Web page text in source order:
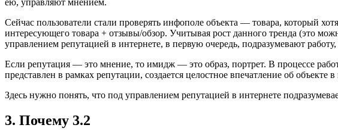
ею, управляют мнением.
Сейчас пользователи стали проверять инфополе объекта — товара, который
интересующего товара + отзывы/обзор. Учитывая рост данного тренда (это
управлением репутацией в интернете, в первую очередь, подразумевают
Если репутация — это мнение, то имидж — это образ, портрет. В процессе
представлен в рамках репутации, создается целостное впечатление об объекте в
Здесь нужно понять, что под управлением репутацией в интернете
3. Почему 3.2